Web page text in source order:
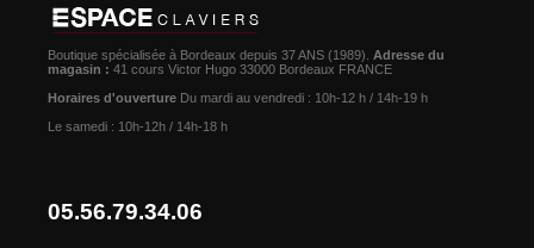
Boutique spécialisée à Bordeaux depuis 37 ANS (1989). Adresse du
magasin : 41 cours Victor Hugo 33000 Bordeaux FRANCE
Horaires d'ouverture Du mardi au vendredi : 10h-12 h / 14h-19 h
Le samedi : 10h-12h / 14h-18 h
05.56.79.34.06